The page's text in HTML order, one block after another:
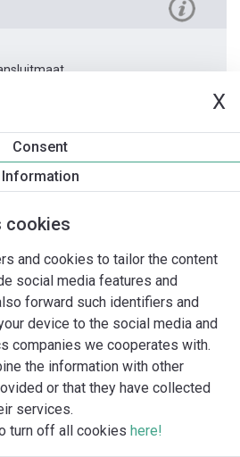
X
Consent
Information
cookies
and cookies to tailor the content
social media features and
forward such identifiers and
device to the social media and
companies we cooperates with.
the information with other
or that they have collected
services.
turn off all cookies here!